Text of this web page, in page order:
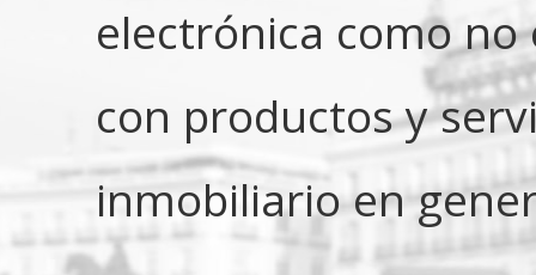
electrónica como
con productos y
inmobiliario en